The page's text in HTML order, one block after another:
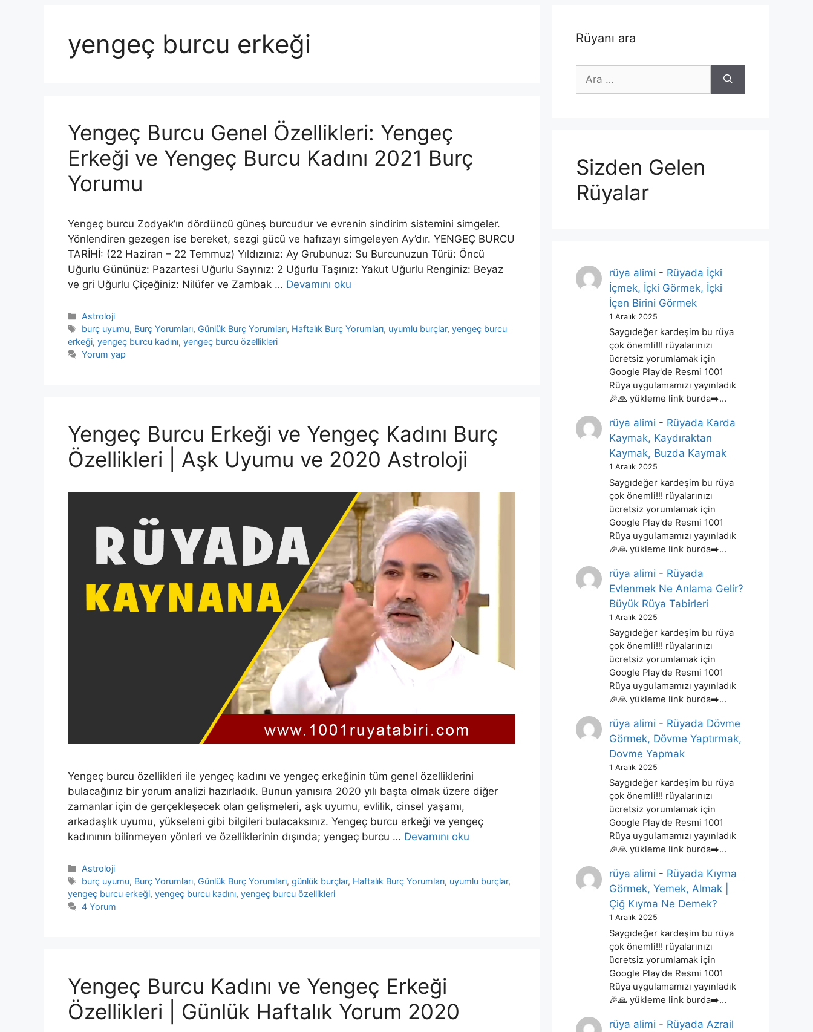
yengeç burcu erkeği
Yengeç Burcu Genel Özellikleri: Yengeç
Erkeği ve Yengeç Burcu Kadını 2021 Burç
Yorumu
Yengeç burcu Zodyak’ın dördüncü güneş burcudur ve evrenin sindirim sistemini simgeler.
Yönlendiren gezegen ise bereket, sezgi gücü ve hafızayı simgeleyen Ay’dır. YENGEÇ BURCU
TARİHİ: (22 Haziran – 22 Temmuz) Yıldızınız: Ay Grubunuz: Su Burcunuzun Türü: Öncü
Uğurlu Gününüz: Pazartesi Uğurlu Sayınız: 2 Uğurlu Taşınız: Yakut Uğurlu Renginiz: Beyaz
ve gri Uğurlu Çiçeğiniz: Nilüfer ve Zambak … Devamını oku
Kategoriler
Astroloji
Etiketler
burç uyumu, Burç Yorumları, Günlük Burç Yorumları, Haftalık Burç Yorumları, uyumlu burçlar,yengeç burcu
erkeği, yengeç burcu kadını, yengeç burcu özellikleri
Yorum yap
Yengeç Burcu Erkeği ve Yengeç Kadını Burç
Özellikleri | Aşk Uyumu ve 2020 Astroloji
Yengeç burcu özellikleri ile yengeç kadını ve yengeç erkeğinin tüm genel özelliklerini
bulacağınız bir yorum analizi hazırladık. Bunun yanısıra 2020 yılı başta olmak üzere diğer
zamanlar için de gerçekleşecek olan gelişmeleri, aşk uyumu, evlilik, cinsel yaşamı,
arkadaşlık uyumu, yükseleni gibi bilgileri bulacaksınız. Yengeç burcu erkeği ve yengeç
kadınının bilinmeyen yönleri ve özelliklerinin dışında; yengeç burcu … Devamını oku
Kategoriler
Astroloji
Etiketler
burç uyumu, Burç Yorumları, Günlük Burç Yorumları,günlük burçlar, Haftalık Burç Yorumları, uyumlu burçlar,
yengeç burcu erkeği, yengeç burcu kadını, yengeç burcu özellikleri
4 Yorum
Yengeç Burcu Kadını ve Yengeç Erkeği
Özellikleri | Günlük Haftalık Yorum 2020
Rüyanı ara
için
Sizden Gelen
Rüyalar
rüya alimi - Rüyada İçki
İçmek, İçki Görmek, İçki
İçen Birini Görmek
1 Aralık 2025
Saygıdeğer kardeşim bu rüya
çok önemli!!! rüyalarınızı
ücretsiz yorumlamak için
Google Play'de Resmi 1001
Rüya uygulamamızı yayınladık
🎉🙏 yükleme link burda➡️…
rüya alimi - Rüyada Karda
Kaymak, Kaydıraktan
Kaymak, Buzda Kaymak
1 Aralık 2025
Saygıdeğer kardeşim bu rüya
çok önemli!!! rüyalarınızı
ücretsiz yorumlamak için
Google Play'de Resmi 1001
Rüya uygulamamızı yayınladık
🎉🙏 yükleme link burda➡️…
rüya alimi - Rüyada
Evlenmek Ne Anlama Gelir?
Büyük Rüya Tabirleri
1 Aralık 2025
Saygıdeğer kardeşim bu rüya
çok önemli!!! rüyalarınızı
ücretsiz yorumlamak için
Google Play'de Resmi 1001
Rüya uygulamamızı yayınladık
🎉🙏 yükleme link burda➡️…
rüya alimi - Rüyada Dövme
Görmek, Dövme Yaptırmak,
Dovme Yapmak
1 Aralık 2025
Saygıdeğer kardeşim bu rüya
çok önemli!!! rüyalarınızı
ücretsiz yorumlamak için
Google Play'de Resmi 1001
Rüya uygulamamızı yayınladık
🎉🙏 yükleme link burda➡️…
rüya alimi - Rüyada Kıyma
Görmek, Yemek, Almak |
Çiğ Kıyma Ne Demek?
1 Aralık 2025
Saygıdeğer kardeşim bu rüya
çok önemli!!! rüyalarınızı
ücretsiz yorumlamak için
Google Play'de Resmi 1001
Rüya uygulamamızı yayınladık
🎉🙏 yükleme link burda➡️…
rüya alimi - Rüyada Azrail